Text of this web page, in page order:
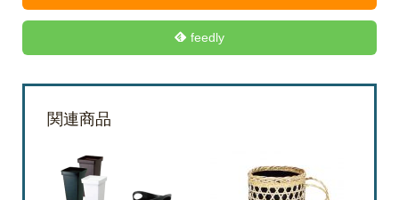
feedly
関連商品